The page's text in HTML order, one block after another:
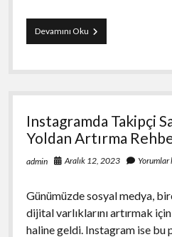
Devamını OkuSosyal
Medya
Olmak
İnstagram
Satın
Alma
Yöntemleri
ve
Instagramda Takipçi
Yoldan Artırma
admin Aralık 12, 2023 Yorumlar
Günümüzde sosyal medya,
dijital varlıklarını artırmak
haline geldi. Instagram ise